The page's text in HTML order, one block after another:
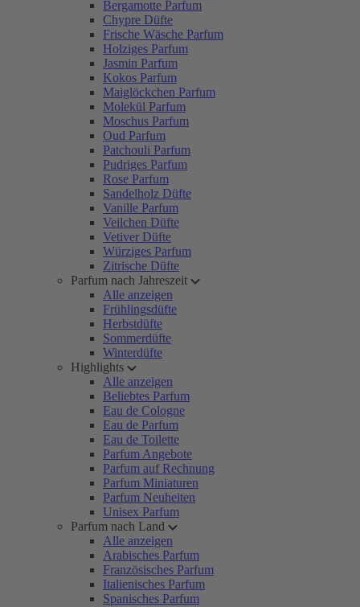
Bergamotte Parfum
Chypre Düfte
Frische Wäsche Parfum
Holziges Parfum
Jasmin Parfum
Kokos Parfum
Maiglöckchen Parfum
Molekül Parfum
Moschus Parfum
Oud Parfum
Patchouli Parfum
Pudriges Parfum
Rose Parfum
Sandelholz Düfte
Vanille Parfum
Veilchen Düfte
Vetiver Düfte
Würziges Parfum
Zitrische Düfte
Parfum nach Jahreszeit
Alle anzeigen
Frühlingsdüfte
Herbstdüfte
Sommerdüfte
Winterdüfte
Highlights
Alle anzeigen
Beliebtes Parfum
Eau de Cologne
Eau de Parfum
Eau de Toilette
Parfum Angebote
Parfum auf Rechnung
Parfum Miniaturen
Parfum Neuheiten
Unisex Parfum
Parfum nach Land
Alle anzeigen
Arabisches Parfum
Französisches Parfum
Italienisches Parfum
Spanisches Parfum